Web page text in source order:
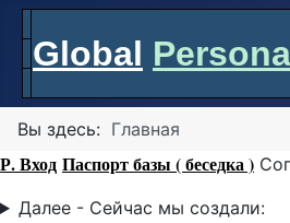
Global
Вы здесь: Главная
Р. Вход Паспорт базы ( беседка )
Далее - Сейчас мы создали: